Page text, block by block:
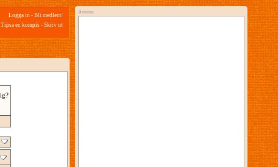
Logga in - Bli medlem!
Tipsa en kompis - Skriv ut
Annons